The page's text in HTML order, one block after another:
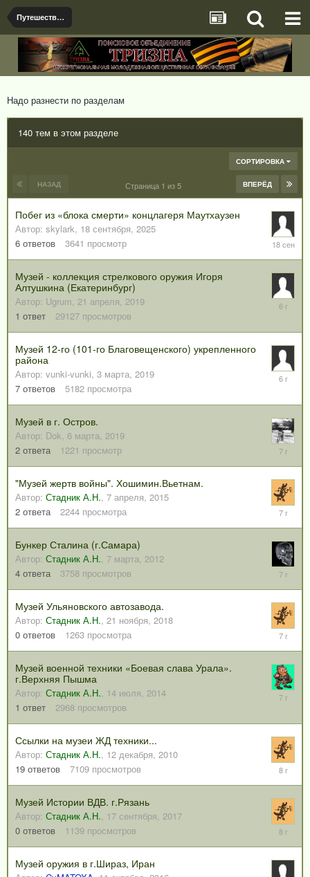
Путешествия и экскурсии. Интересные места
Надо разнести по разделам
140 тем в этом разделе
СОРТИРОВКА
НАЗАД ВПЕРЁД
Страница 1 из 5
Побег из «блока смерти» концлагеря Маутхаузен
Автор: skylark, 18 сентября, 2025
6 ответов 3641 просмотр
18
2025
Музей - коллекция стрелкового оружия Игоря
Алтушкина (Екатеринбург)
Автор: Ugrum, 21 апреля, 2019
1 ответ 29127 просмотров
19
Музей 12-го (101-го Благовещенского) укрепленного
района
Автор: vunki-vunki, 3 марта, 2019
7 ответов 5182 просмотра
18
Музей в г. Остров.
Автор: Dok, 6 марта, 2019
2 ответа 1221 просмотр
2019
"Музей жертв войны". Хошимин.Вьетнам.
Автор: Стадник А.Н., 7 апреля, 2015
2 ответа 2244 просмотра
17
2019
Бункер Сталина (г.Самара)
Автор: Стадник А.Н., 7 марта, 2012
4 ответа 3758 просмотров
12
2019
Музей Ульяновского автозавода.
Автор: Стадник А.Н., 21 ноября, 2018
0 ответов 1263 просмотра
21
2018
Музей военной техники «Боевая слава Урала».
г.Верхняя Пышма
Автор: Стадник А.Н., 14 июля, 2014
1 ответ 2968 просмотров
23
Ссылки на музеи ЖД техники...
Автор: Стадник А.Н., 12 декабря, 2010
19 ответов 7109 просмотров
25
2017
Музей Истории ВДВ. г.Рязань
Автор: Стадник А.Н., 17 сентября, 2017
0 ответов 1139 просмотров
17
2017
Музей оружия в г.Шираз, Иран